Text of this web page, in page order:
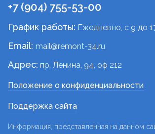
+7 (904) 755-53-00
График работы: Ежедневно, c 9 до
Email: mail@remont-34.ru
Адрес: пр. Ленина, 94, оф 212
Положение о конфиденциальности
Поддержка сайта
Информация, представленная на данном